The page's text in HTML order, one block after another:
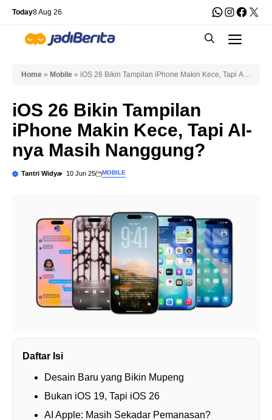
Skip
content
Today8 Aug 26 WhatsApp
X
Home » Mobile » iOS 26 Bikin Tampilan iPhone Makin Kece, Tapi AI-
iOS 26 Bikin Tampilan
iPhone Makin Kece, Tapi AI-
nya Masih Nanggung?
Tantri Widya 10 Jun 25 MOBILE
Daftar Isi
Desain Baru yang Bikin Mupeng
Bukan iOS 19, Tapi iOS 26
AI Apple: Masih Sekadar Pemanasan?